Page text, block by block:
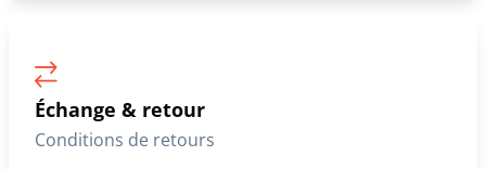
Échange & retour
Conditions de retours